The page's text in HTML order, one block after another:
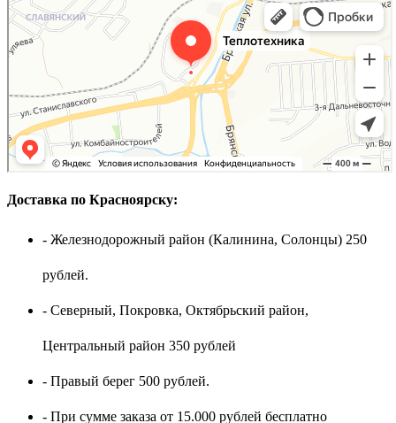
Доставка по Красноярску:
- Железнодорожный район (Калинина, Солонцы) 250
рублей.
- Северный, Покровка, Октябрьский район,
Центральный район 350 рублей
- Правый берег 500 рублей.
- При сумме заказа от 15.000 рублей бесплатно